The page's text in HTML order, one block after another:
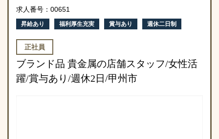
求人番号：00651
昇給あり 福利厚生充実 賞与あり 週休二日制
正社員
ブランド品 貴金属の店舗スタッフ/女性活
躍/賞与あり/週休2日/甲州市